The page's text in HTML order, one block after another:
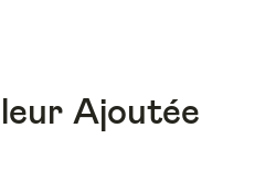
Ajoutée